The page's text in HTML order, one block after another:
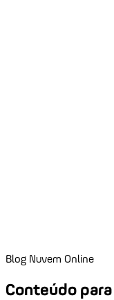
Blog Nuvem Online
Conteúdo